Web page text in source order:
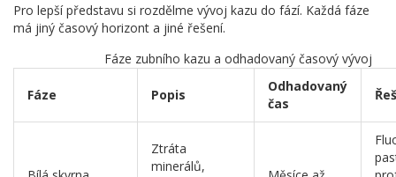
Pro lepší představu si rozdělme vývoj kazu do fází. Každá fáze
má jiný časový horizont a jiné řešení.
Fáze zubního kazu a odhadovaný časový vývoj
Fáze Popis
Odhadovaný
čas
Ztráta
minerálů,